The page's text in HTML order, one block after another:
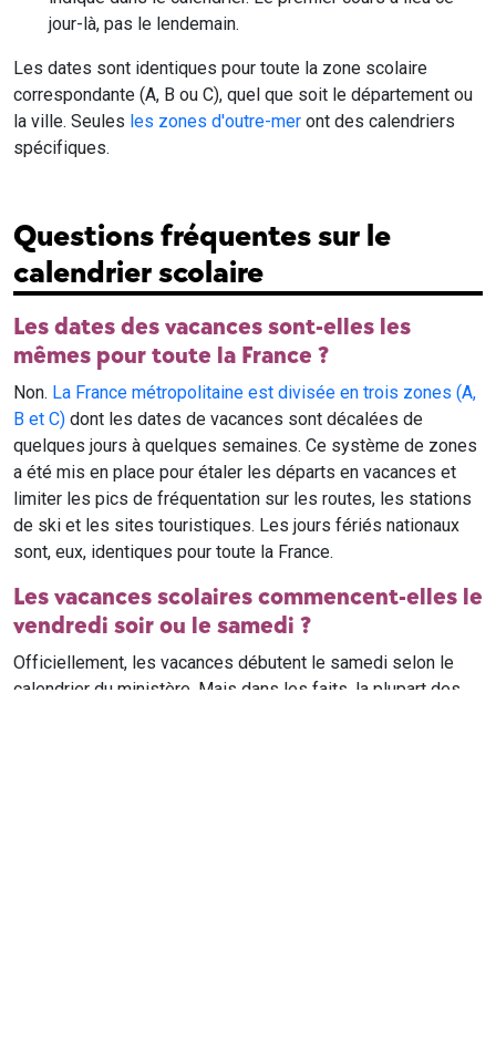
jour-là, pas le lendemain.
Les dates sont identiques pour toute la zone scolaire
correspondante (A, B ou C), quel que soit le département ou
la ville. Seules les zones d'outre-mer ont des calendriers
spécifiques.
Questions fréquentes sur le
calendrier scolaire
Les dates des vacances sont-elles les
mêmes pour toute la France ?
Non. La France métropolitaine est divisée en trois zones (A,
B et C) dont les dates de vacances sont décalées de
quelques jours à quelques semaines. Ce système de zones
a été mis en place pour étaler les départs en vacances et
limiter les pics de fréquentation sur les routes, les stations
de ski et les sites touristiques. Les jours fériés nationaux
sont, eux, identiques pour toute la France.
Les vacances scolaires commencent-elles le
vendredi soir ou le samedi ?
Officiellement, les vacances débutent le samedi selon le
calendrier du ministère. Mais dans les faits, la plupart des